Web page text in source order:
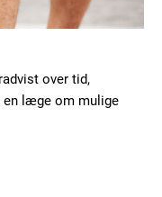
over tid,
en læge om mulige